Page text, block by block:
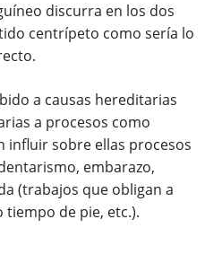
discurra en los dos
centrípeto como sería lo
a causas hereditarias
a procesos como
influir sobre ellas procesos
embarazo,
(trabajos que obligan a
de pie, etc.).